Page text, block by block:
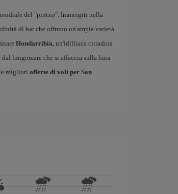
del "pintxo". Immergiti nella
di bar che offrono un'ampia varietà
Hondarribia, un'idilliaca cittadina
lungomare che si affaccia sulla baia
migliori offerte di voli per San